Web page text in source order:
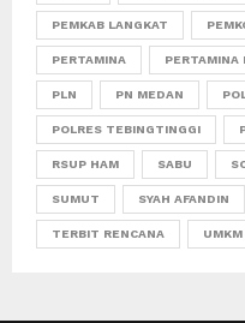
PEMKAB LANGKAT
PERTAMINA PERTAMINA
PLN PN MEDAN
POLRES TEBINGTINGGI
RSUP HAM SABU
SUMUT SYAH AFANDIN
TERBIT RENCANA UMKM